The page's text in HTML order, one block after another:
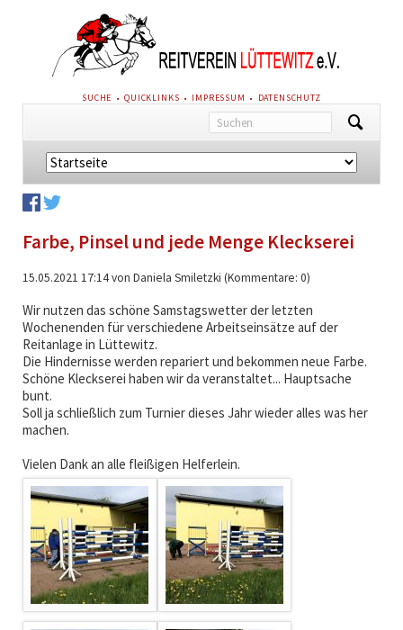
NAVIGATION
ÜBERSPRINGEN
SUCHE QUICKLINKS IMPRESSUM DATENSCHUTZ
Navigation
überspringen
Farbe, Pinsel und jede Menge Kleckserei
15.05.2021 17:14von Daniela Smiletzki (Kommentare: 0)
Wir nutzen das schöne Samstagswetter der letzten
Wochenenden für verschiedene Arbeitseinsätze auf der
Reitanlage in Lüttewitz.
Die Hindernisse werden repariert und bekommen neue Farbe.
Schöne Kleckserei haben wir da veranstaltet... Hauptsache
bunt.
Soll ja schließlich zum Turnier dieses Jahr wieder alles was her
machen.
Vielen Dank an alle fleißigen Helferlein.